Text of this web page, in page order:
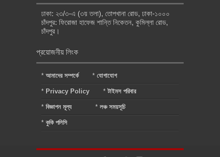
ঢাকা: ২৩/৩-এ (৩য় তলা), তোপখানা রোড, ঢাকা-১০০০
চাঁদপুর: ফিরোজা হাফেজ শান্তি নিকেতন, কুমিল্লা রোড,
চাঁদপুর।
প্রয়োজনীয় লিংক
* আমাদের সম্পর্কে * যোগাযোগ
* Privacy Policy *টাইমস পরিবার
* বিজ্ঞাপন মূল্য * লঞ্চ সময়সূচি
* কুকি পলিসি